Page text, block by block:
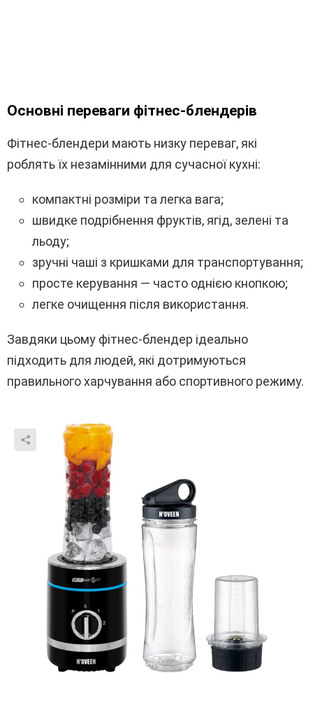
Основні переваги фітнес-блендерів
Фітнес-блендери мають низку переваг, які
роблять їх незамінними для сучасної кухні:
компактні розміри та легка вага;
швидке подрібнення фруктів, ягід, зелені та
льоду;
зручні чаші з кришками для транспортування;
просте керування — часто однією кнопкою;
легке очищення після використання.
Завдяки цьому фітнес-блендер ідеально
підходить для людей, які дотримуються
правильного харчування або спортивного режиму.